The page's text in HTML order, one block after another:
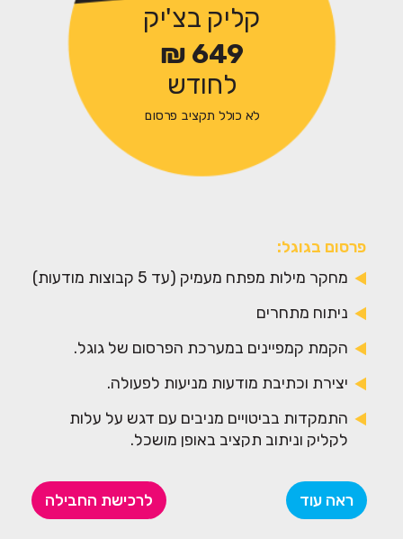
קליק בצ'יק
649 ₪
לחודש
לא כולל תקציב פרסום
להופיע
ראשון בגוגל
כבר מחר.
פרסום בגוגל:
מחקר מילות מפתח מעמיק (עד 5 קבוצות מודעות)
ניתוח מתחרים
הקמת קמפיינים במערכת הפרסום של גוגל.
יצירת וכתיבת מודעות מניעות לפעולה.
התמקדות בביטויים מניבים עם דגש על עלות
לקליק וניתוב תקציב באופן מושכל.
(Remarketing) (תלוי תקציב).
ראה עוד לרכישת החבילה